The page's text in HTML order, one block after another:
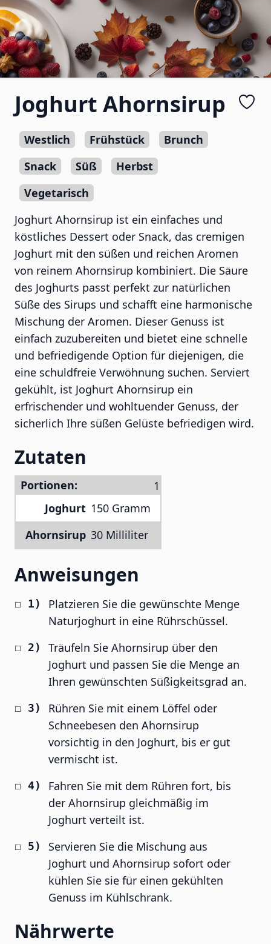
Joghurt Ahornsirup
Westlich Frühstück
Brunch
Snack
Süß
Herbst
Vegetarisch
Joghurt Ahornsirup ist ein einfaches und
köstliches Dessert oder Snack, das cremigen
Joghurt mit den süßen und reichen Aromen
von reinem Ahornsirup kombiniert. Die Säure
des Joghurts passt perfekt zur natürlichen
Süße des Sirups und schafft eine harmonische
Mischung der Aromen. Dieser Genuss ist
einfach zuzubereiten und bietet eine schnelle
und befriedigende Option für diejenigen, die
eine schuldfreie Verwöhnung suchen. Serviert
gekühlt, ist Joghurt Ahornsirup ein
erfrischender und wohltuender Genuss, der
sicherlich Ihre süßen Gelüste befriedigen wird.
Zutaten
Portionen:
Joghurt 150 Gramm
Ahornsirup 30 Milliliter
Anweisungen
Platzieren Sie die gewünschte Menge
Naturjoghurt in eine Rührschüssel.
Träufeln Sie Ahornsirup über den
Joghurt und passen Sie die Menge an
Ihren gewünschten Süßigkeitsgrad an.
Rühren Sie mit einem Löffel oder
Schneebesen den Ahornsirup
vorsichtig in den Joghurt, bis er gut
vermischt ist.
Fahren Sie mit dem Rühren fort, bis
der Ahornsirup gleichmäßig im
Joghurt verteilt ist.
Servieren Sie die Mischung aus
Joghurt und Ahornsirup sofort oder
kühlen Sie sie für einen gekühlten
Genuss im Kühlschrank.
Nährwerte